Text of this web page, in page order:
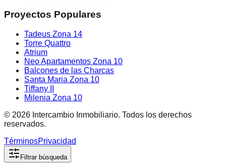
Proyectos Populares
Tadeus Zona 14
Torre Quattro
Atrium
Neo Apartamentos Zona 10
Balcones de las Charcas
Santa Maria Zona 10
Tiffany II
Milenia Zona 10
© 2026 Intercambio Inmobiliario. Todos los derechos
reservados.
TérminosPrivacidad
Filtrar búsqueda